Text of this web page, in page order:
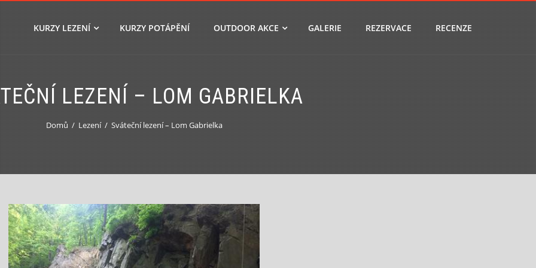
KURZY LEZENÍ KURZY POTÁPĚNÍ OUTDOOR AKCE GALERIE REZERVACE RECENZE
LEZENÍ – LOM GABRIELKA
Domů Lezení Sváteční lezení – Lom Gabrielka